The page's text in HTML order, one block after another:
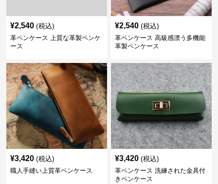
¥2,540 (税込)
革ペンケース 上質な革製ペンケ
ース
¥2,540 (税込)
革ペンケース 高級感漂う多機能
革製ペンケース
¥3,420 (税込)
職人手縫い上質革ペンケース
¥3,420 (税込)
革ペンケース 洗練された金具付
きペンケース